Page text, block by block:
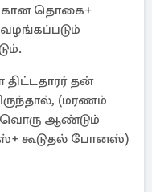
தொகை+
திட்டதாரர் தன்
(மரணம்
ஆண்டும்
கூடுதல் போனஸ்)